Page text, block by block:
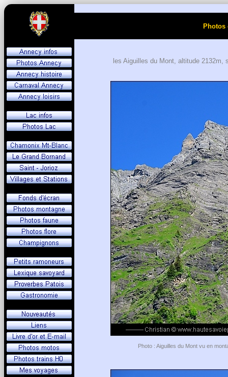
les Aiguilles du Mont, altitude 2132m,
Photo : Aiguilles du Mont vu en